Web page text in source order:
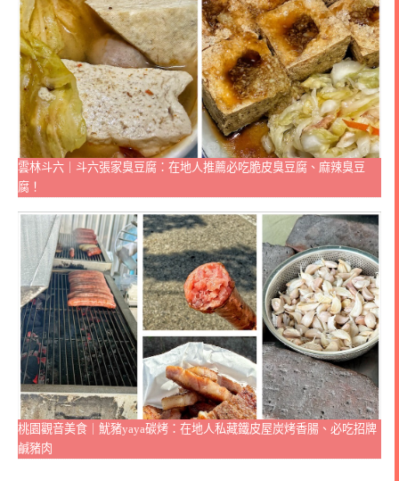
雲林斗六｜斗六張家臭豆腐：在地人推薦必吃脆皮臭豆腐、麻辣臭豆
腐！
桃園觀音美食｜魷豬yaya碳烤：在地人私藏鐵皮屋炭烤香腸、必吃招牌
鹹豬肉